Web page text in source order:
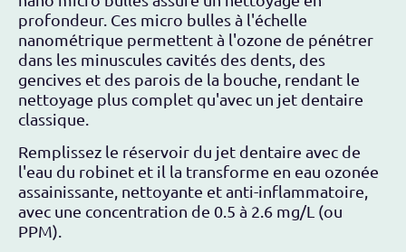
profondeur. Ces micro bulles à l'échelle
nanométrique permettent à l'ozone de pénétrer
dans les minuscules cavités des dents, des
gencives et des parois de la bouche, rendant le
nettoyage plus complet qu'avec un jet dentaire
classique.
Remplissez le réservoir du jet dentaire avec de
l'eau du robinet et il la transforme en eau ozonée
assainissante, nettoyante et anti-inflammatoire,
avec une concentration de 0.5 à 2.6 mg/L (ou
PPM)